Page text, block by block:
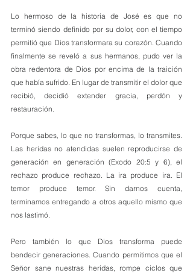
Lo hermoso de la historia de José es que no
terminó siendo definido por su dolor, con el tiempo
permitió que Dios transformara su corazón. Cuando
finalmente se reveló a sus hermanos, pudo ver la
obra redentora de Dios por encima de la traición
que había sufrido. En lugar de transmitir el dolor que
recibió, decidió extender gracia, perdón y
restauración.
Porque sabes, lo que no transformas, lo transmites.
Las heridas no atendidas suelen reproducirse de
generación en generación (Exodo 20:5 y 6), el
rechazo produce rechazo. La ira produce ira. El
temor produce temor. Sin darnos cuenta,
terminamos entregando a otros aquello mismo que
nos lastimó.
Pero también lo que Dios transforma puede
bendecir generaciones. Cuando permitimos que el
Señor sane nuestras heridas, rompe ciclos que